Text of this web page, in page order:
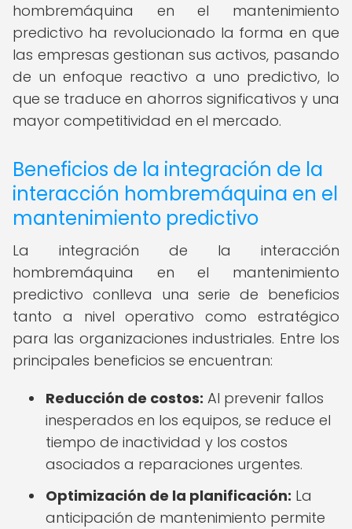
hombremáquina en el mantenimiento
predictivo ha revolucionado la forma en que
las empresas gestionan sus activos, pasando
de un enfoque reactivo a uno predictivo, lo
que se traduce en ahorros significativos y una
mayor competitividad en el mercado.
Beneficios de la integración de la
interacción hombremáquina en el
mantenimiento predictivo
La integración de la interacción
hombremáquina en el mantenimiento
predictivo conlleva una serie de beneficios
tanto a nivel operativo como estratégico
para las organizaciones industriales. Entre los
principales beneficios se encuentran:
Reducción de costos: Al prevenir fallos
inesperados en los equipos, se reduce el
tiempo de inactividad y los costos
asociados a reparaciones urgentes.
Optimización de la planificación: La
anticipación de mantenimiento permite